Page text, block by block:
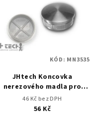
JHtech Koncovka
nerezového madla pro
průměr 42,4/2mm zaoblená
46 Kč bez DPH
56 Kč
KÓD: MN3535